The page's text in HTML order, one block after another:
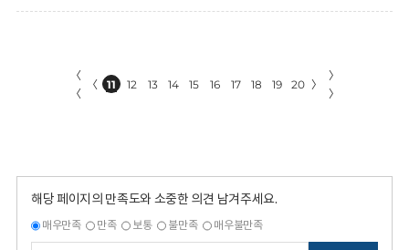
〈
〈
〈 11 12 13 14 15 16 17 18 19 20 〉
〉
〉
해당 페이지의 만족도와 소중한 의견 남겨주세요.
매우만족 만족 보통 불만족 매우불만족